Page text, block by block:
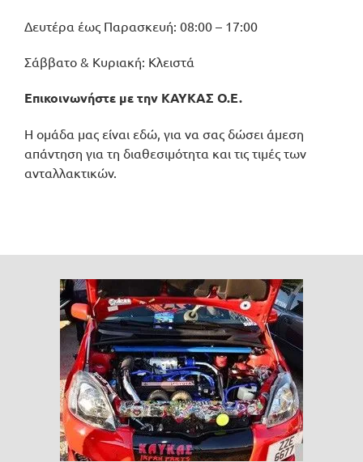
Δευτέρα έως Παρασκευή: 08:00 – 17:00
Σάββατο & Κυριακή: Κλειστά
Επικοινωνήστε με την ΚΑΥΚΑΣ Ο.Ε.
Η ομάδα μας είναι εδώ, για να σας δώσει άμεση
απάντηση για τη διαθεσιμότητα και τις τιμές των
ανταλλακτικών.